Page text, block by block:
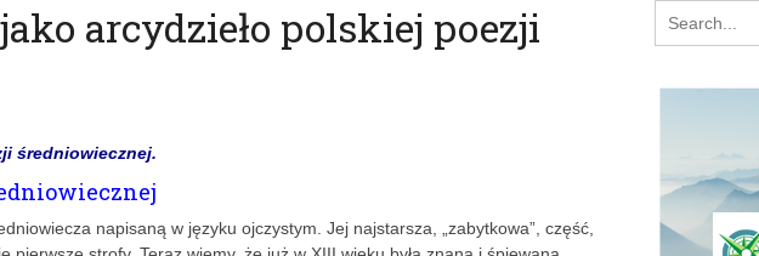
arcydzieło polskiej poezji
średniowiecznej.
napisaną w języku ojczystym. Jej najstarsza, „zabytkowa”, część,